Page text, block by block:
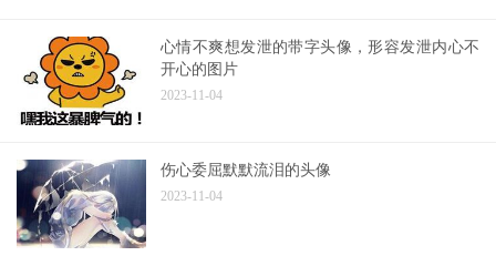
心情不爽想发泄的带字头像，形容发泄内心不
开心的图片
2023-11-04
伤心委屈默默流泪的头像
2023-11-04